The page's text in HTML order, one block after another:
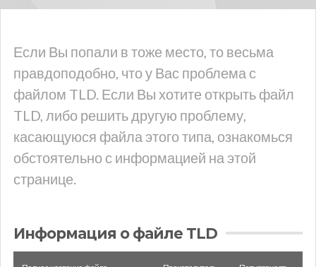
Если Вы попали в тоже место, то весьма
правдоподобно, что у Вас проблема с
файлом TLD. Если Вы хотите открыть файл
TLD, либо решить другую проблему,
касающуюся файла этого типа, ознакомься
обстоятельно с информацией на этой
странице.
Информация о файле TLD